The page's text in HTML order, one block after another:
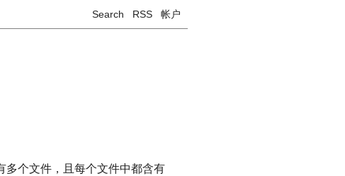
Search RSS 帐户
多个文件，且每个文件中都含有